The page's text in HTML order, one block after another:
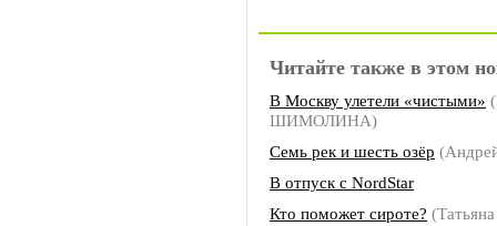
Читайте также в этом
В Москву улетели «чистыми»
ШИМОЛИНА)
Семь рек и шесть озёр
В отпуск с NordStar
Кто поможет сироте?